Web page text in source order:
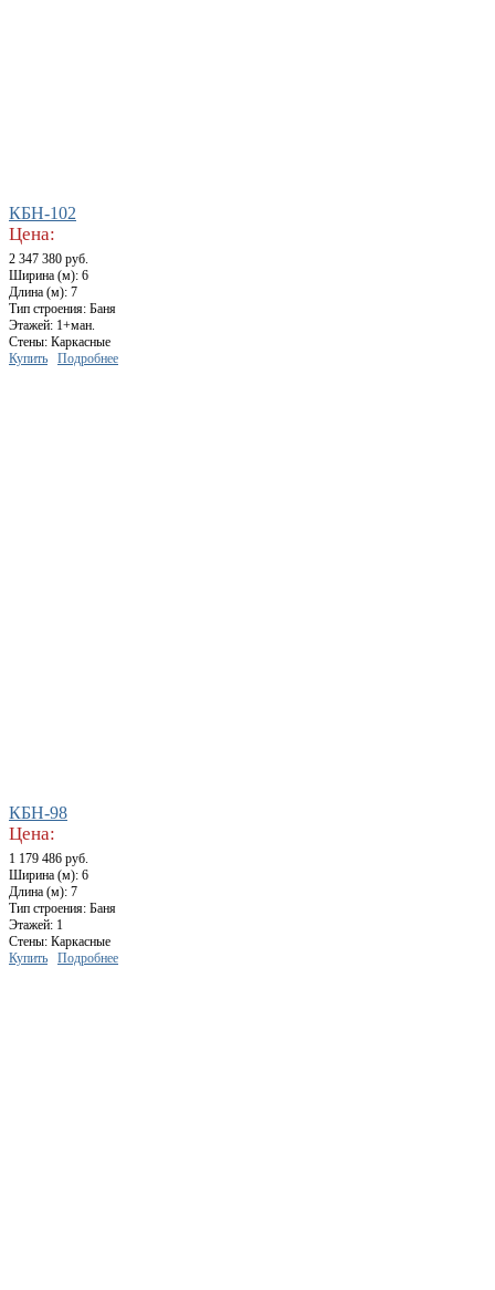
КБН-102
Цена:
2 347 380 руб.
Ширина (м): 6
Длина (м): 7
Тип строения: Баня
Этажей: 1+ман.
Стены: Каркасные
Купить
Подробнее
КБН-98
Цена:
1 179 486 руб.
Ширина (м): 6
Длина (м): 7
Тип строения: Баня
Этажей: 1
Стены: Каркасные
Купить
Подробнее